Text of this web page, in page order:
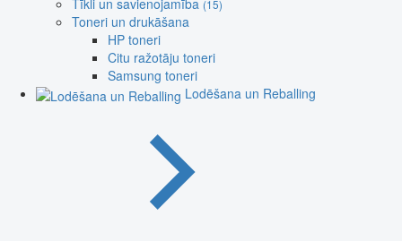
Tīkli un savienojamība (15)
Toneri un drukāšana
HP toneri
Citu ražotāju toneri
Samsung toneri
Lodēšana un Reballing